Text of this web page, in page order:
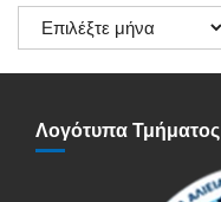
Ιστορικό
Ανακοινώσεων
Λογότυπα Τμήματος